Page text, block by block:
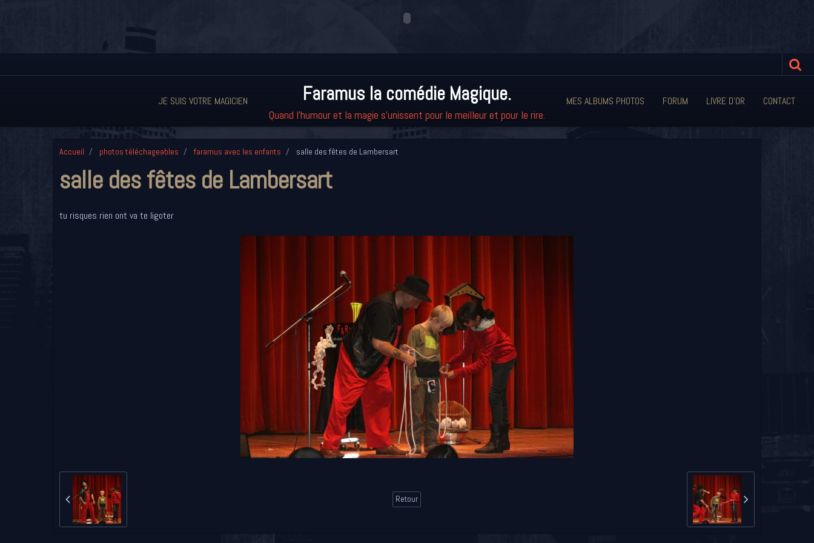
JE SUIS VOTRE MAGICIEN Faramus la comédie Magique.
Quand l'humour et la magie s'unissent pour le meilleur et pour le rire.
MES ALBUMS PHOTOS FORUM LIVRE D'OR CONTACT
Accueil photos téléchageables faramus avec les enfants salle des fêtes de Lambersart
salle des fêtes de Lambersart
tu risques rien ont va te ligoter
Retour